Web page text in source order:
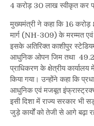
4 करोड़ 30 लाख स्वीकृत कर
मुख्यमंत्री ने कहा कि 16
मार्ग (NH-309) के मरम्मत एवं
इसके अतिरिक्त काशीपुर
आधुनिक ओपन जिम तथा
प्राधिकरण के क्षेत्रीय
किया गया। उन्होंने कहा कि
आधुनिक एवं मजबूत इंफ्रास्ट्रक्चर
इसी दिशा में राज्य सरकार भी
जुड़े कार्यों को तेजी से आगे बढ़ा